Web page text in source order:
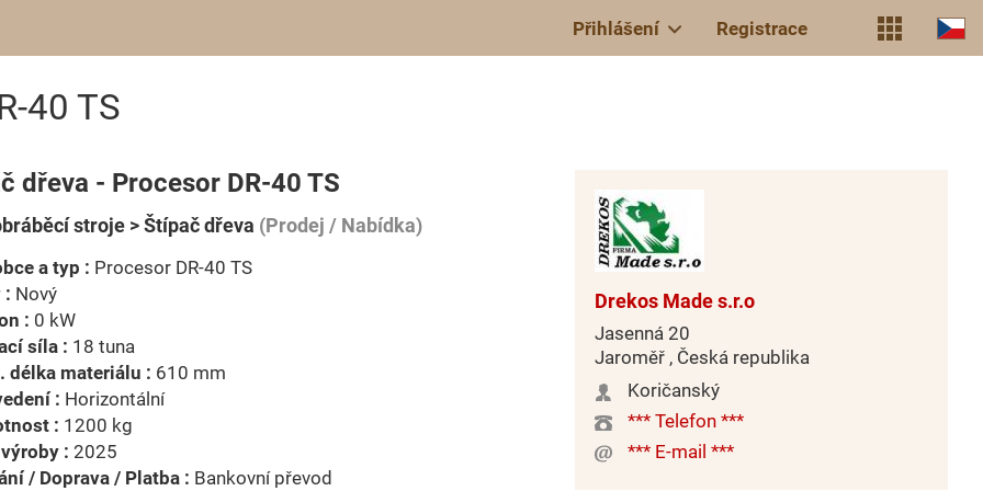
Přihlášení Registrace
40 TS
dřeva - Procesor DR-40 TS
stroje > Štípač dřeva (Prodej / Nabídka)
a typ : Procesor DR-40 TS
: Nový
: 0 kW
síla : 18 tuna
délka materiálu : 610 mm
: Horizontální
: 1200 kg
: 2025
/ Doprava / Platba : Bankovní převod
Drekos Made s.r.o
Jasenná 20
Jaroměř , Česká republika
Koričanský
*** Telefon ***
*** E-mail ***